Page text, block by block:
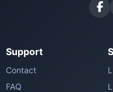
Support
Contact
FAQ